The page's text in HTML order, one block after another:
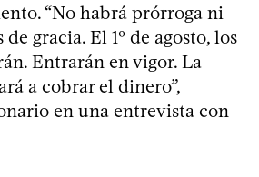
“No habrá prórroga ni
gracia. El 1º de agosto, los
Entrarán en vigor. La
a cobrar el dinero”,
en una entrevista con